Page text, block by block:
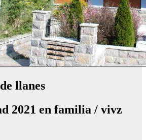
llanes
2021 en familia / vivz